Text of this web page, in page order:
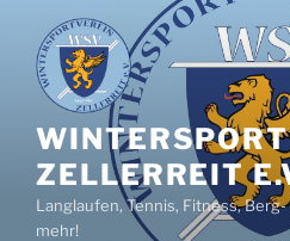
Inhalt
springen
ZELLERREIT
Langlaufen, Tennis, Fitness,
mehr!